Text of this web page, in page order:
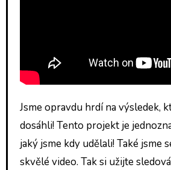
Jsme opravdu hrdí na výsledek,
dosáhli! Tento projekt je
jaký jsme kdy udělali! Také jsme
skvělé video. Tak si užijte